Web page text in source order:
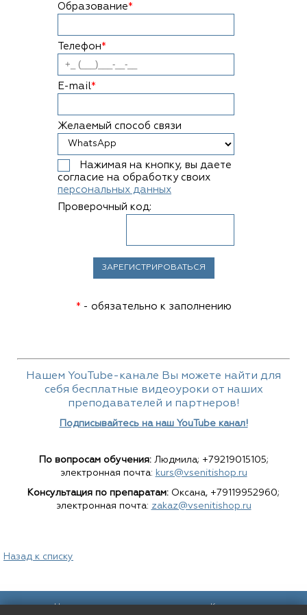
Образование*
Телефон*
E-mail*
Желаемый способ связи
Нажимая на кнопку, вы даете
согласие на обработку своих
персональных данных
Проверочный код:
* - обязательно к заполнению
Нашем YouTube-канале Вы можете найти для
себя бесплатные видеоуроки от наших
преподавателей и партнеров!
Подписывайтесь на наш YouTube канал!
По вопросам обучения:Людмила; +79219015105;
электронная почта: kurs@vsenitishop.ru
Консультация по препаратам: Оксана, +79119952960;
электронная почта: zakaz@vsenitishop.ru
Назад к списку
Наш адрес: Контакты: